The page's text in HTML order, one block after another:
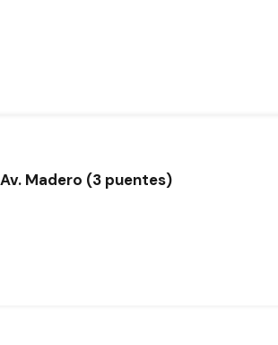
Madero (3 puentes)